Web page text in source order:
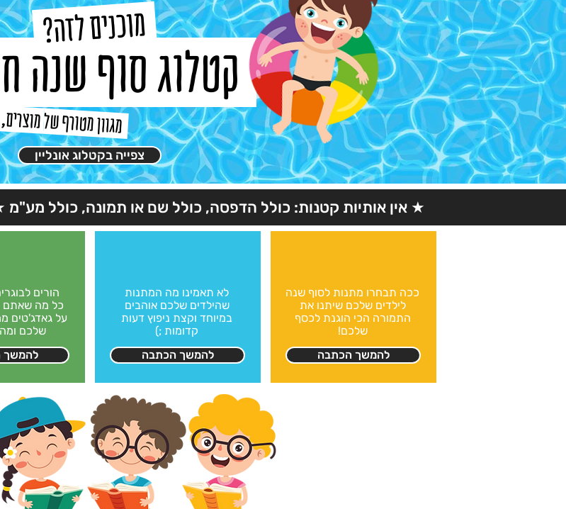
קטלוג סוף שנה
מוכנים לזה?
מגוון מטורף של
צפייה בקטלוג אונליין
★ אין אותיות קטנות: כולל הדפסה, כולל שם או תמונה, כולל
הורים
כל מה שאתם
על גאדג'טים
שלכם
להמשך
לא תאמינו מה המתנות
שהילדים שלכם אוהבים
במיוחד וקצת ניפוץ דעות
קדומות ;)
להמשך הכתבה
ככה תבחרו מתנות לסוף שנה
לילדים שלכם שיתנו את
התמורה הכי הוגנת לכסף
שלכם!
להמשך הכתבה